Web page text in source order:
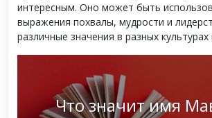
интересным. Оно может быть
выражения похвалы, мудрости и
различные значения в разных культурах
Что значит имя